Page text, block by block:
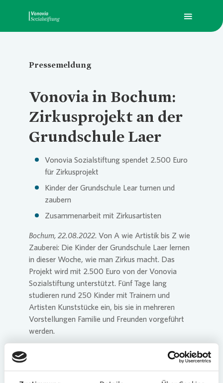
Über Uns
Was wir fördern
Presse
vonovia.de
Pressemeldung
Vonoviain Bochum:
Zirkusprojekt an der
Grundschule Laer
Vonovia Sozialstiftung spendet 2.500 Euro
für Zirkusprojekt
Kinder der Grundschule Lear turnen und
zaubern
Zusammenarbeit mit Zirkusartisten
Bochum, 22.08.2022. Von A wie Artistik bis Z wie
Zauberei: Die Kinder der Grundschule Laer lernen
in dieser Woche, wie man Zirkus macht. Das
Projekt wird mit 2.500 Euro von der Vonovia
Sozialstiftung unterstützt. Fünf Tage lang
studieren rund 250 Kinder mit Trainern und
Artisten Kunststücke ein, bis sie in mehreren
Vorstellungen Familie und Freunden vorgeführt
werden.
Selbstwahrnehmung, Motorik und stärkt das